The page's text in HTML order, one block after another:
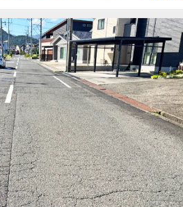
アパート
その他
店舗・事務所
倉庫
土地
その他
サポート内容
売却の流れ
無料査定・売却・買取
資産活用・売却の豆知識